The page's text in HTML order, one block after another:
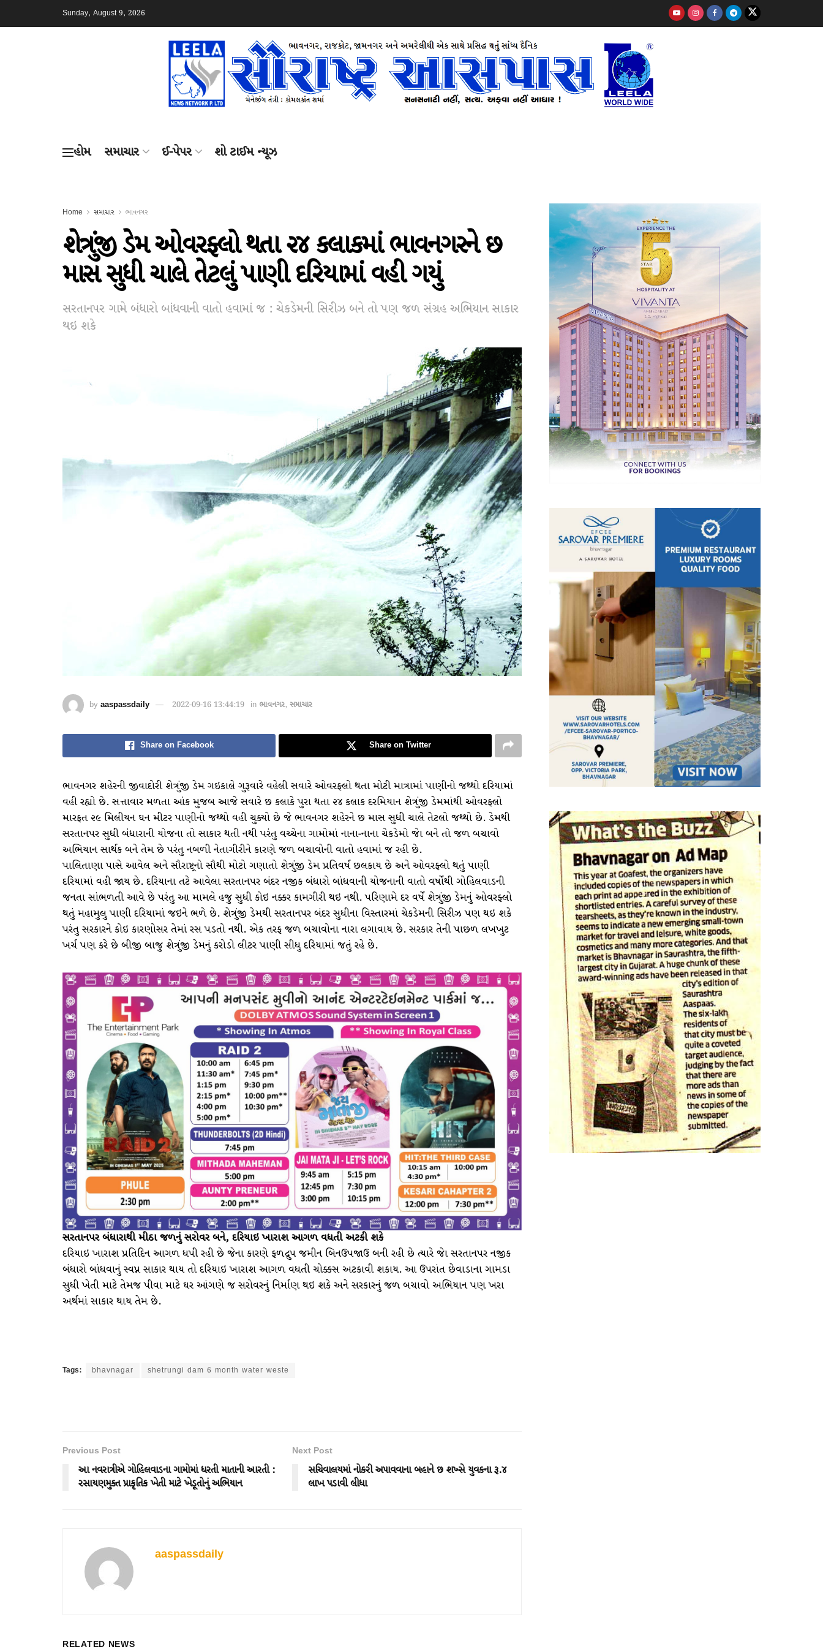
Sunday, August 9, 2026
હોમ સમાચાર ઈ-પેપર શો ટાઈમ ન્યૂઝ
Home સમાચાર ભાવનગર
શેત્રુંજી ડેમ ઓવરફ્લો થતા ૨૪ કલાકમાં ભાવનગરને છ
માસ સુધી ચાલે તેટલું પાણી દરિયામાં વહી ગયું
સરતાનપર ગામે બંધારો બાંધવાની વાતો હવામાં જ : ચેકડેમની સિરીઝ બને તો પણ જળ સંગ્રહ અભિયાન સાકાર
થઇ શકે
by aaspassdaily 2022-09-16 13:44:19 in ભાવનગર, સમાચાર
Share on Facebook Share on Twitter
ભાવનગર શહેરની જીવાદોરી શેત્રુંજી ડેમ ગઇકાલે ગુરૂવારે વહેલી સવારે ઓવરફ્લો થતા મોટી માત્રામાં પાણીનો જથ્થો દરિયામાં
વહી રહ્યો છે. સત્તાવાર મળતા આંક મુજબ આજે સવારે છ કલાકે પુરા થતા ૨૪ કલાક દરમિયાન શેત્રુંજી ડેમમાંથી ઓવરફ્લો
મારફત ૨૯ મિલીયન ઘન મીટર પાણીનો જથ્થો વહી ચુક્યો છે જે ભાવનગર શહેરને છ માસ સુધી ચાલે તેટલો જથ્થો છે. ડેમથી
સરતાનપર સુધી બંધારાની યોજના તો સાકાર થતી નથી પરંતુ વચ્ચેના ગામોમાં નાના-નાના ચેકડેમો જાે બને તો જળ બચાવો
અભિયાન સાર્થક બને તેમ છે પરંતુ નબળી નેતાગીરીને કારણે જળ બચાવોની વાતો હવામાં જ રહી છે.
પાલિતાણા પાસે આવેલ અને સૌરાષ્ટ્રનો સૌથી મોટો ગણાતો શેત્રુંજી ડેમ પ્રતિવર્ષ છલકાય છે અને ઓવરફ્લો થતું પાણી
દરિયામાં વહી જાય છે. દરિયાના તટે આવેલા સરતાનપર બંદર નજીક બંધારો બાંધવાની યોજનાની વાતો વર્ષોથી ગોહિલવાડની
જનતા સાંભળતી આવે છે પરંતુ આ મામલે હજુ સુધી કોઇ નક્કર કામગીરી થઇ નથી. પરિણામે દર વર્ષે શેત્રુંજી ડેમનું ઓવરફ્લો
થતું મહામુલુ પાણી દરિયામાં જઇને ભળે છે. શેત્રુંજી ડેમથી સરતાનપર બંદર સુધીના વિસ્તારમાં ચેકડેમની સિરીઝ પણ થઇ શકે
પરંતુ સરકારને કોઇ કારણોસર તેમાં રસ પડતો નથી. એક તરફ જળ બચાવોના નારા લગાવાય છે. સરકાર તેની પાછળ લખખુટ
ખર્ચ પણ કરે છે બીજી બાજુ શેત્રુંજી ડેમનું કરોડો લીટર પાણી સીધુ દરિયામાં જતું રહે છે.
સરતાનપર બંધારાથી મીઠા જળનું સરોવર બને, દરિયાઇ ખારાશ આગળ વધતી અટકી શકે
દરિયાઇ ખારાશ પ્રતિદિન આગળ ધપી રહી છે જેના કારણે ફળદ્રુપ જમીન બિનઉપજાઉ બની રહી છે ત્યારે જાે સરતાનપર નજીક
બંધારો બાંધવાનું સ્વપ્ન સાકાર થાય તો દરિયાઇ ખારાશ આગળ વધતી ચોક્કસ અટકાવી શકાય. આ ઉપરાંત છેવાડાના ગામડા
સુધી ખેતી માટે તેમજ પીવા માટે ઘર આંગણે જ સરોવરનું નિર્માણ થઇ શકે અને સરકારનું જળ બચાવો અભિયાન પણ ખરા
અર્થમાં સાકાર થાય તેમ છે.
Tags: bhavnagar shetrungi dam 6 month water weste
Previous Post
આ નવરાત્રીએ ગોહિલવાડના ગામોમાં ધરતી માતાની આરતી :
રસાયણમુક્ત પ્રાકૃતિક ખેતી માટે ખેડૂતોનું અભિયાન
Next Post
સચિવાલયમાં નોકરી અપાવવાના બહાને છ શખ્સે યુવકના રૂ.૪
લાખ પડાવી લીધા
aaspassdaily
RELATED NEWS